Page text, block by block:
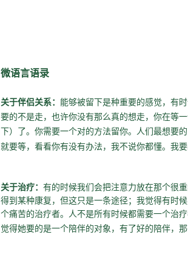
微语言语录
关于伴侣关系： 能够被留下是种重要的感觉，有
要的不是走，也许你没有那么真的想走，你在等
下）了。你需要一个对的方法留你。人们最想要
就要等，看看你有没有办法，我不说你都懂。我
关于治疗： 有的时候我们会把注意力放在那个很
得到某种康复，但这只是一条途径；我觉得有时
个痛苦的治疗者。人不是所有时候都需要一个治
觉得她要的是一个陪伴的对象，有了好的陪伴